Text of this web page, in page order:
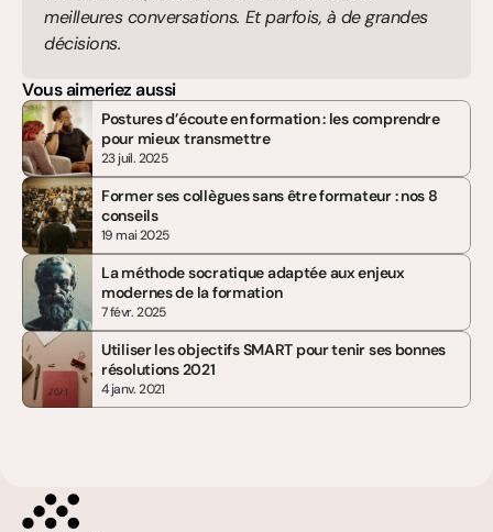
meilleures conversations. Et parfois, à de grandes
décisions.
Vous aimeriez aussi
Postures d’écoute en formation : les comprendre
pour mieux transmettre
23 juil. 2025
Former ses collègues sans être formateur : nos 8
conseils
19 mai 2025
La méthode socratique adaptée aux enjeux
modernes de la formation
7 févr. 2025
Utiliser les objectifs SMART pour tenir ses bonnes
résolutions 2021
4 janv. 2021